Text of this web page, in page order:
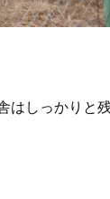
しっかりと